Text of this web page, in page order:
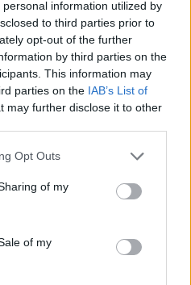
information utilized by
to third parties prior to
opt-out of the further
by third parties on the
This information may
parties on the IAB’s List of
may further disclose it to other
Opt Outs
of my
of my